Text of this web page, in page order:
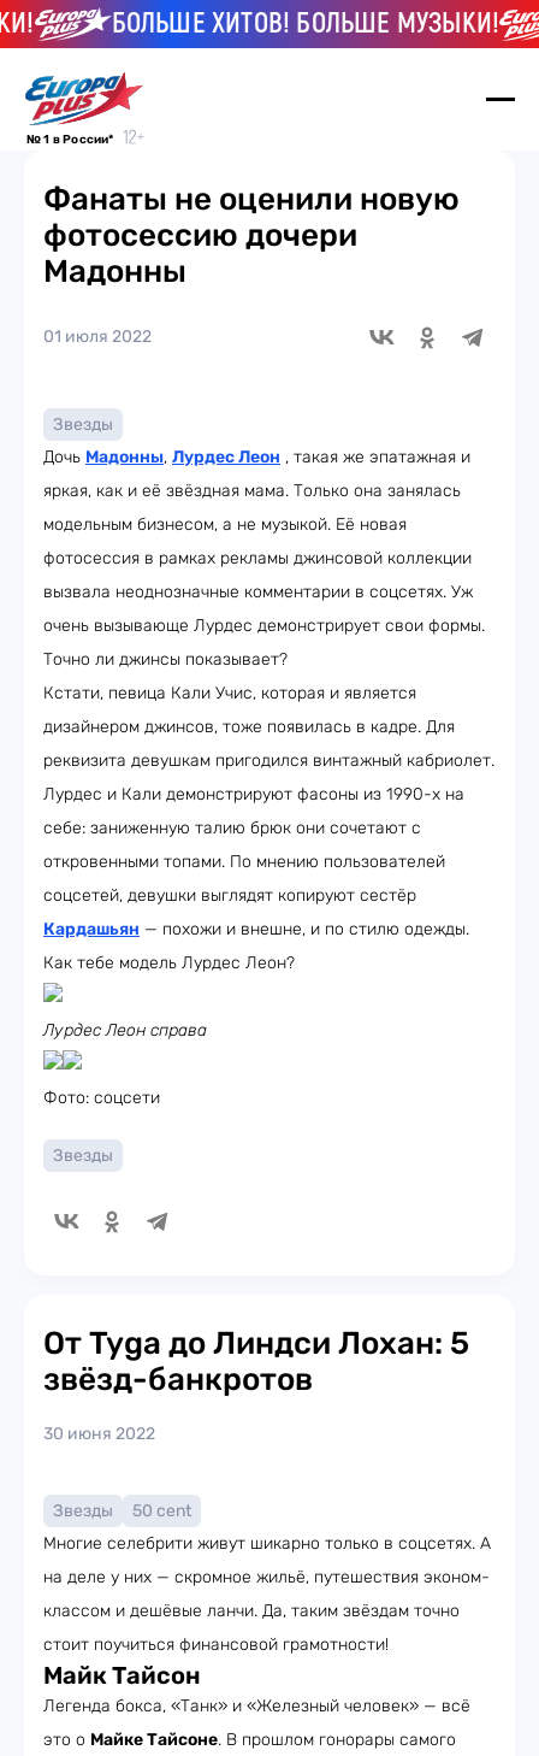
БОЛЬШЕ ХИТОВ! БОЛЬШЕ МУЗЫКИ!
№ 1 в России*
Фанаты не оценили новую
фотосессию дочери
Мадонны
01 июля 2022
Звезды
Дочь Мадонны, Лурдес Леон , такая же эпатажная и
яркая, как и её звёздная мама. Только она занялась
модельным бизнесом, а не музыкой. Её новая
фотосессия в рамках рекламы джинсовой коллекции
вызвала неоднозначные комментарии в соцсетях. Уж
очень вызывающе Лурдес демонстрирует свои формы.
Точно ли джинсы показывает?
Кстати, певица Кали Учис, которая и является
дизайнером джинсов, тоже появилась в кадре. Для
реквизита девушкам пригодился винтажный кабриолет.
Лурдес и Кали демонстрируют фасоны из 1990-х на
себе: заниженную талию брюк они сочетают с
откровенными топами. По мнению пользователей
соцсетей, девушки выглядят копируют сестёр
Кардашьян — похожи и внешне, и по стилю одежды.
Как тебе модель Лурдес Леон?
Лурдес Леон справа
Фото: соцсети
Звезды
От Tyga до Линдси Лохан: 5
звёзд-банкротов
30 июня 2022
Звезды
50 cent
Многие селебрити живут шикарно только в соцсетях. А
на деле у них — скромное жильё, путешествия эконом-
классом и дешёвые ланчи. Да, таким звёздам точно
стоит поучиться финансовой грамотности!
Майк Тайсон
Легенда бокса, «Танк» и «Железный человек» — всё
это о Майке Тайсоне. В прошлом гонорары самого